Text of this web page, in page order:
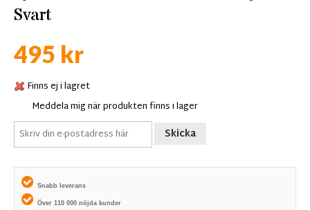
Svart
495 kr
Finns ej i lagret
Meddela mig när produkten finns i lager
Skicka
Snabb leverans
Över 110 000 nöjda kunder